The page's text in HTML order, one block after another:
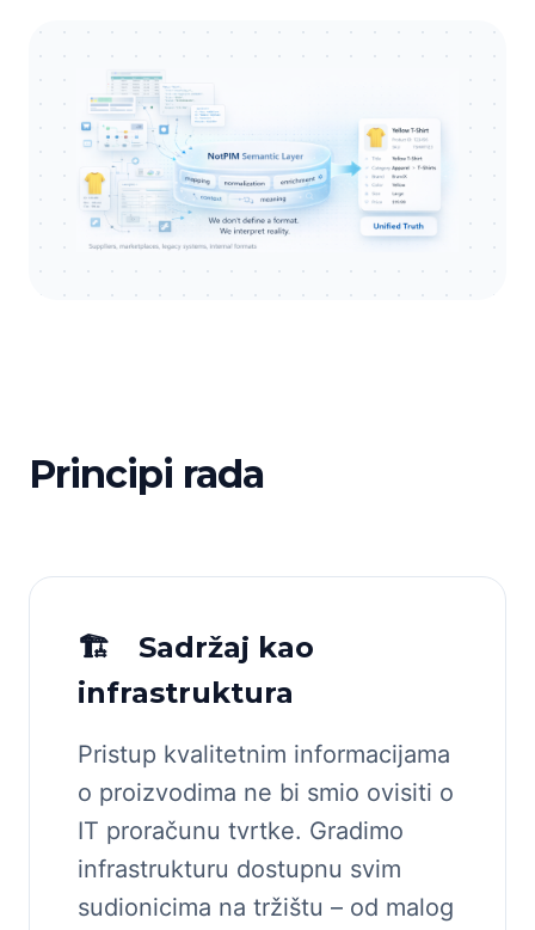
Principi rada
🏗 Sadržaj kao
infrastruktura
Pristup kvalitetnim informacijama
o proizvodima ne bi smio ovisiti o
IT proračunu tvrtke. Gradimo
infrastrukturu dostupnu svim
sudionicima na tržištu – od malog